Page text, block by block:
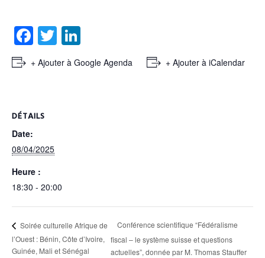
F
a
c
b
o
k
T
wi
tt
n
k
+ Ajouter à Google Agenda + Ajouter à iCalendar
DÉTAILS
Date:
08/04/2025
Heure :
18:30 - 20:00
Soirée culturelle Afrique de
l’Ouest : Bénin, Côte d’Ivoire,
Guinée, Mali et Sénégal
Conférence scientifique “Fédéralisme
fiscal – le système suisse et questions
actuelles”, donnée par M. Thomas Stauffer